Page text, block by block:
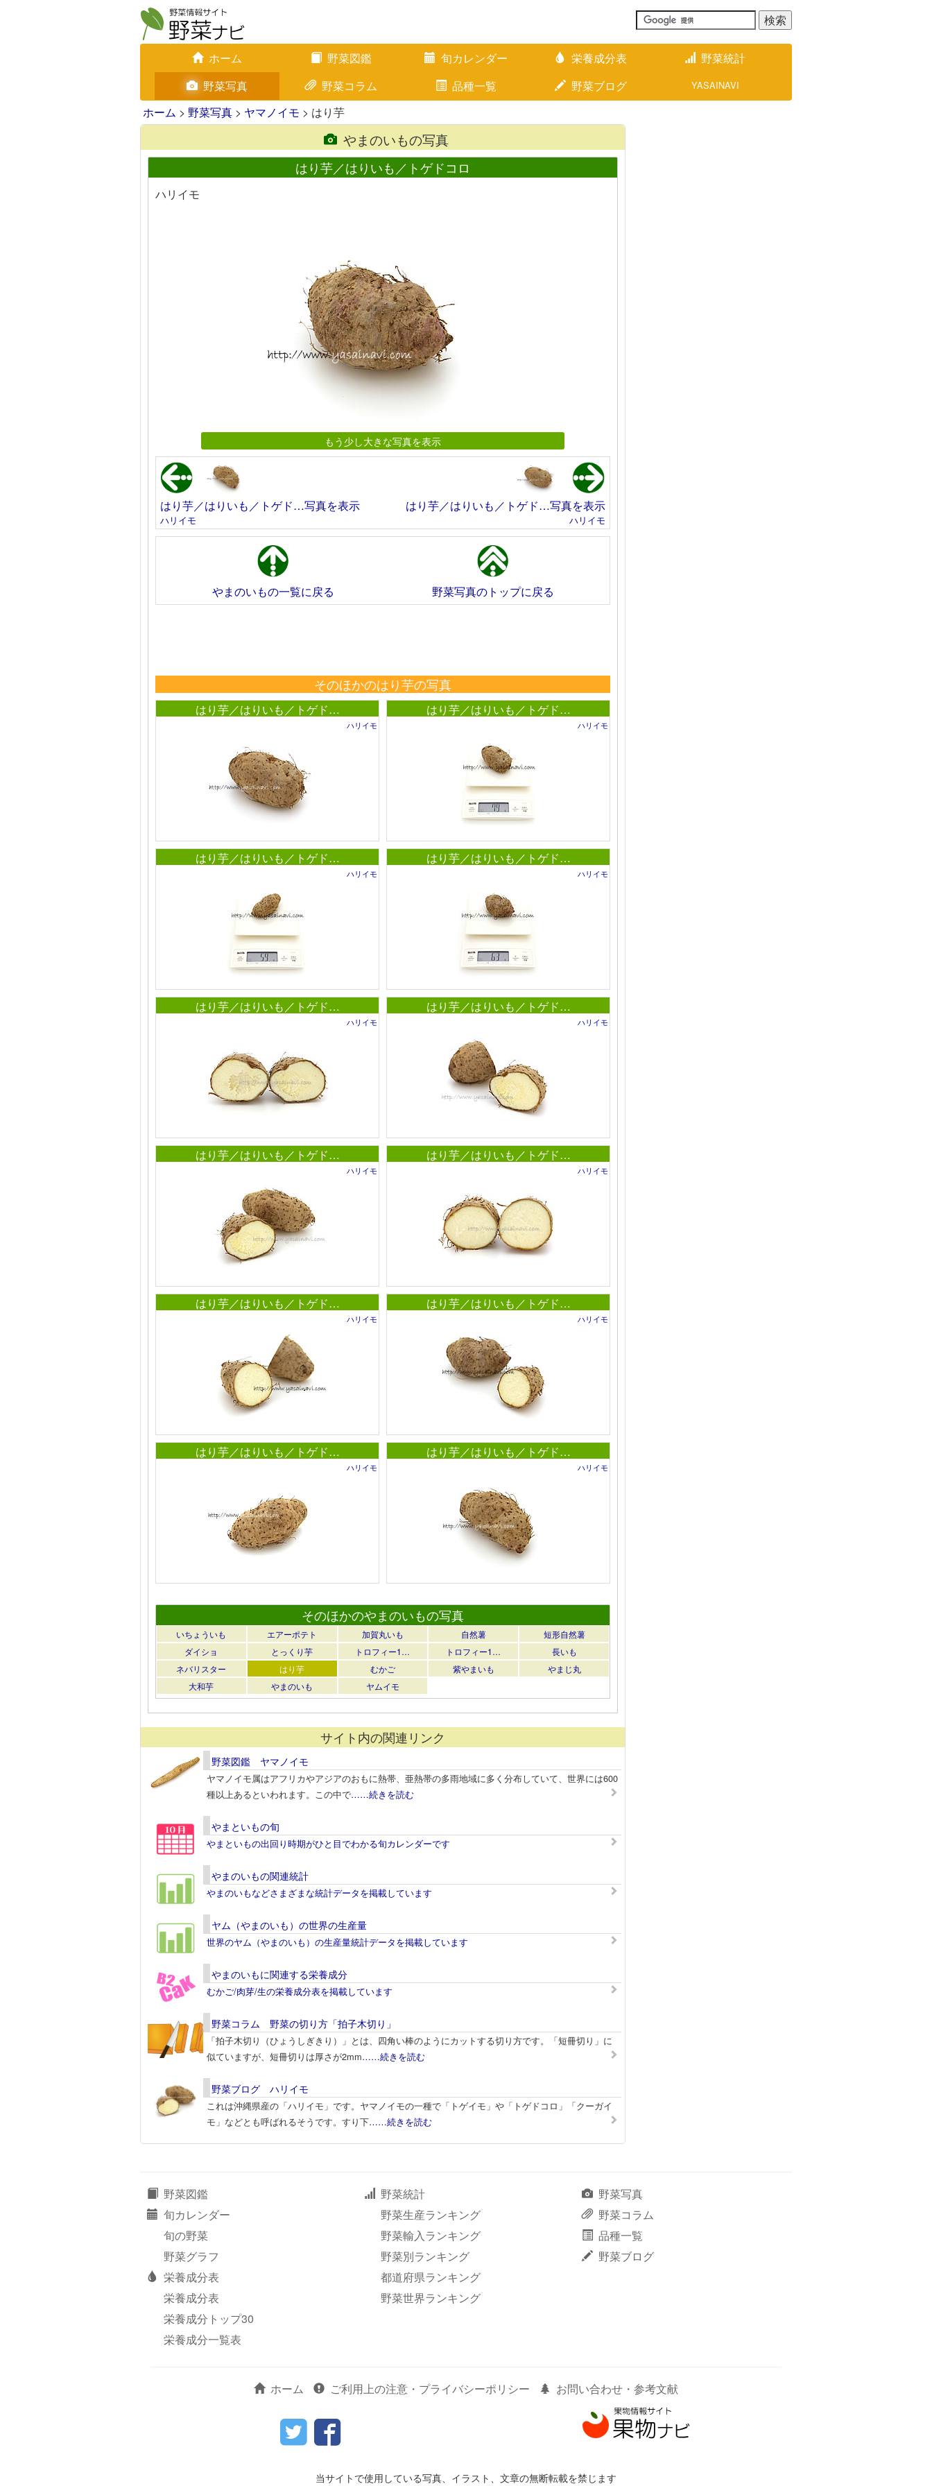
ホーム 野菜図鑑 旬カレンダー 栄養成分表
野菜統計
野菜写真
野菜コラム 品種一覧 野菜ブログ YASAINAVI
ホーム > 野菜写真 > ヤマノイモ > はり芋
やまのいもの写真
はり芋／はりいも／トゲドコロ
ハリイモ
もう少し大きな写真を表示
はり芋／はりいも／トゲド…写真を表示
ハリイモ
はり芋／はりいも／トゲド…写真を表示
ハリイモ
やまのいもの一覧に戻る 野菜写真のトップに戻る
そのほかのはり芋の写真
はり芋／はりいも／トゲド…
ハリイモ
はり芋／はりいも／トゲド…
ハリイモ
はり芋／はりいも／トゲド…
ハリイモ
はり芋／はりいも／トゲド…
ハリイモ
はり芋／はりいも／トゲド…
ハリイモ
はり芋／はりいも／トゲド…
ハリイモ
はり芋／はりいも／トゲド…
ハリイモ
はり芋／はりいも／トゲド…
ハリイモ
はり芋／はりいも／トゲド…
ハリイモ
はり芋／はりいも／トゲド…
ハリイモ
はり芋／はりいも／トゲド…
ハリイモ
はり芋／はりいも／トゲド…
ハリイモ
そのほかのやまのいもの写真
いちょういも エアーポテト 加賀丸いも 自然薯
短形自然薯
ダイショ
とっくり芋 トロフィー1… トロフィー1…
長いも
ネバリスター
はり芋 むかご 紫やまいも
やまじ丸
大和芋
やまのいも ヤムイモ
サイト内の関連リンク
野菜図鑑 ヤマノイモ
ヤマノイモ属はアフリカやアジアのおもに熱帯、亜熱帯の多雨地域に多く分布していて、世界には600
種以上あるといわれます。この中で……続きを読む
やまといもの旬
やまといもの出回り時期がひと目でわかる旬カレンダーです
やまのいもの関連統計
やまのいもなどさまざまな統計データを掲載しています
ヤム（やまのいも）の世界の生産量
世界のヤム（やまのいも）の生産量統計データを掲載しています
やまのいもに関連する栄養成分
むかご/肉芽/生の栄養成分表を掲載しています
野菜コラム 野菜の切り方「拍子木切り」
「拍子木切り（ひょうしぎきり）」とは、四角い棒のようにカットする切り方です。「短冊切り」に
似ていますが、短冊切りは厚さが2mm……続きを読む
野菜ブログ ハリイモ
これは沖縄県産の「ハリイモ」です。ヤマノイモの一種で「トゲイモ」や「トゲドコロ」「クーガイ
モ」などとも呼ばれるそうです。すり下……続きを読む
野菜図鑑
旬カレンダー
旬の野菜
野菜グラフ
栄養成分表
栄養成分表
栄養成分トップ30
栄養成分一覧表
野菜統計
野菜生産ランキング
野菜輸入ランキング
野菜別ランキング
都道府県ランキング
野菜世界ランキング
野菜写真
野菜コラム
品種一覧
野菜ブログ
ホーム ご利用上の注意・プライバシーポリシー お問い合わせ・参考文献
当サイトで使用している写真、イラスト、文章の無断転載を禁じます